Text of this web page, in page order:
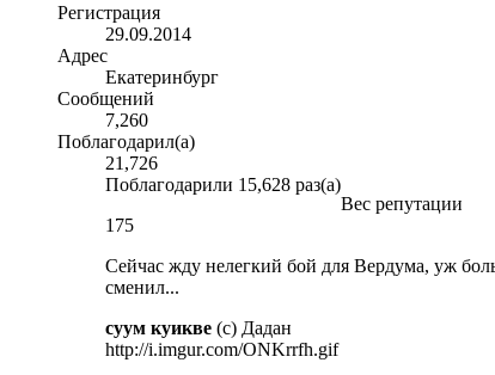
Регистрация
29.09.2014
Адрес
Екатеринбург
Сообщений
7,260
Поблагодарил(а)
21,726
Поблагодарили 15,628 раз(а)
Вес репутации
175
Сейчас жду нелегкий бой для Вердума, уж
сменил...
суум куикве (с) Дадан
http://i.imgur.com/ONKrrfh.gif